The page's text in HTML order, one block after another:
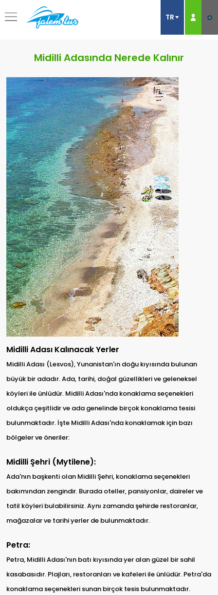
Midilli Adasında Nerede Kalınır
Midilli Adası Kalınacak Yerler
Midilli Adası (Lesvos), Yunanistan'ın doğu kıyısında bulunan
büyük bir adadır. Ada, tarihi, doğal güzellikleri ve geleneksel
köyleri ile ünlüdür. Midilli Adası'nda konaklama seçenekleri
oldukça çeşitlidir ve ada genelinde birçok konaklama tesisi
bulunmaktadır. İşte Midilli Adası'nda konaklamak için bazı
bölgeler ve öneriler:
Midilli Şehri (Mytilene):
Ada'nın başkenti olan Midilli Şehri, konaklama seçenekleri
bakımından zengindir. Burada oteller, pansiyonlar, daireler ve
tatil köyleri bulabilirsiniz. Aynı zamanda şehirde restoranlar,
mağazalar ve tarihi yerler de bulunmaktadır.
Petra:
Petra, Midilli Adası'nın batı kıyısında yer alan güzel bir sahil
kasabasıdır. Plajları, restoranları ve kafeleri ile ünlüdür. Petra'da
konaklama seçenekleri sunan birçok tesis bulunmaktadır.